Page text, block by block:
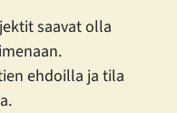
saavat olla
ehdoilla ja tila